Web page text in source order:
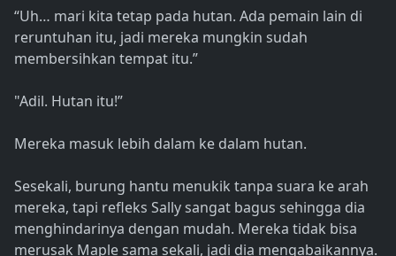
“Uh… mari kita tetap pada hutan. Ada pemain lain di
reruntuhan itu, jadi mereka mungkin sudah
membersihkan tempat itu.”
"Adil. Hutan itu!”
Mereka masuk lebih dalam ke dalam hutan.
Sesekali, burung hantu menukik tanpa suara ke arah
mereka, tapi refleks Sally sangat bagus sehingga dia
menghindarinya dengan mudah. Mereka tidak bisa
merusak Maple sama sekali, jadi dia mengabaikannya.